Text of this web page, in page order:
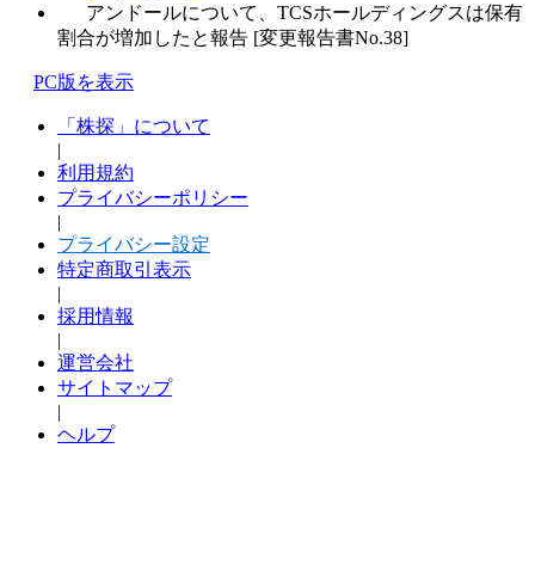
アンドールについて、TCSホールディングスは保有
割合が増加したと報告 [変更報告書No.38]
PC版を表示
「株探」について
|
利用規約
プライバシーポリシー
|
プライバシー設定
特定商取引表示
|
採用情報
|
運営会社
サイトマップ
|
ヘルプ